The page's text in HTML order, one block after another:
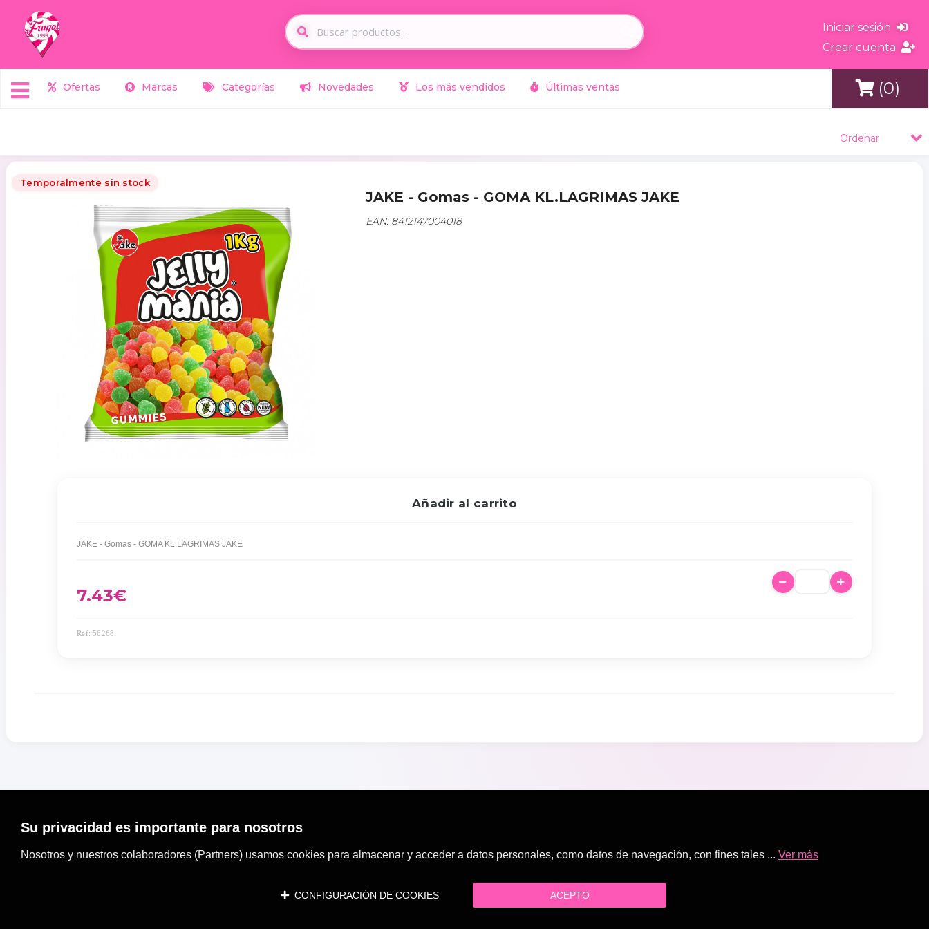
Iniciar sesión
Crear cuenta
Ofertas Marcas Categorías Novedades Los más vendidos Últimas ventas (0)
Ordenar
Temporalmente sin stock
JAKE - Gomas - GOMA KL.LAGRIMAS JAKE
EAN: 8412147004018
Añadir al carrito
JAKE - Gomas - GOMA KL.LAGRIMAS JAKE
7.43€
Ref: 56268
Su privacidad es importante para nosotros
Nosotros y nuestros colaboradores (Partners) usamos cookies para almacenar y acceder a datos personales, como datos de navegación, con fines tales ... Ver más
CONFIGURACIÓN DE COOKIES ACEPTO